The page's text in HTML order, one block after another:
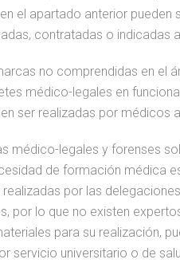
el apartado anterior pueden
contratadas o indicadas
no comprendidas en el
médico-legales en
ser realizadas por médicos
médico-legales y forenses
de formación médica
realizadas por las
por lo que no existen
para su realización,
servicio universitario o de
#20 Hugo